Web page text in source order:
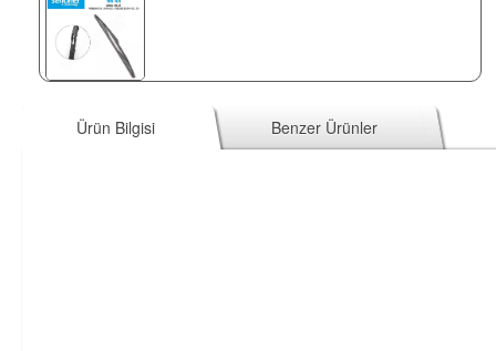
Ürün Bilgisi Benzer Ürünler